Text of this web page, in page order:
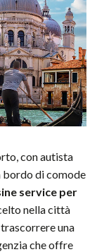
con autista
bordo di comode
service per
nella città
una
che offre